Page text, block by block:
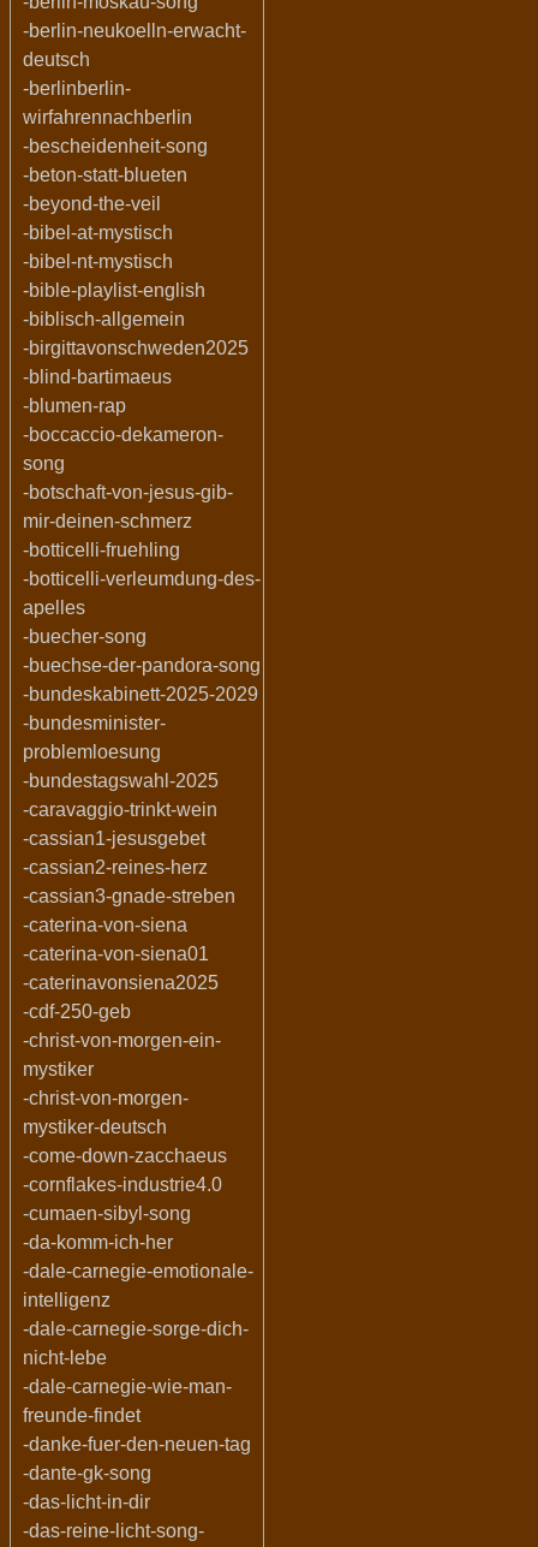
-berlin-neukoelln-erwacht-
deutsch
-berlinberlin-
wirfahrennachberlin
-bescheidenheit-song
-beton-statt-blueten
-beyond-the-veil
-bibel-at-mystisch
-bibel-nt-mystisch
-bible-playlist-english
-biblisch-allgemein
-birgittavonschweden2025
-blind-bartimaeus
-blumen-rap
-boccaccio-dekameron-
song
-botschaft-von-jesus-gib-
mir-deinen-schmerz
-botticelli-fruehling
-botticelli-verleumdung-des-
apelles
-buecher-song
-buechse-der-pandora-song
-bundeskabinett-2025-2029
-bundesminister-
problemloesung
-bundestagswahl-2025
-caravaggio-trinkt-wein
-cassian1-jesusgebet
-cassian2-reines-herz
-cassian3-gnade-streben
-caterina-von-siena
-caterina-von-siena01
-caterinavonsiena2025
-cdf-250-geb
-christ-von-morgen-ein-
mystiker
-christ-von-morgen-
mystiker-deutsch
-come-down-zacchaeus
-cornflakes-industrie4.0
-cumaen-sibyl-song
-da-komm-ich-her
-dale-carnegie-emotionale-
intelligenz
-dale-carnegie-sorge-dich-
nicht-lebe
-dale-carnegie-wie-man-
freunde-findet
-danke-fuer-den-neuen-tag
-dante-gk-song
-das-licht-in-dir
-das-reine-licht-song-